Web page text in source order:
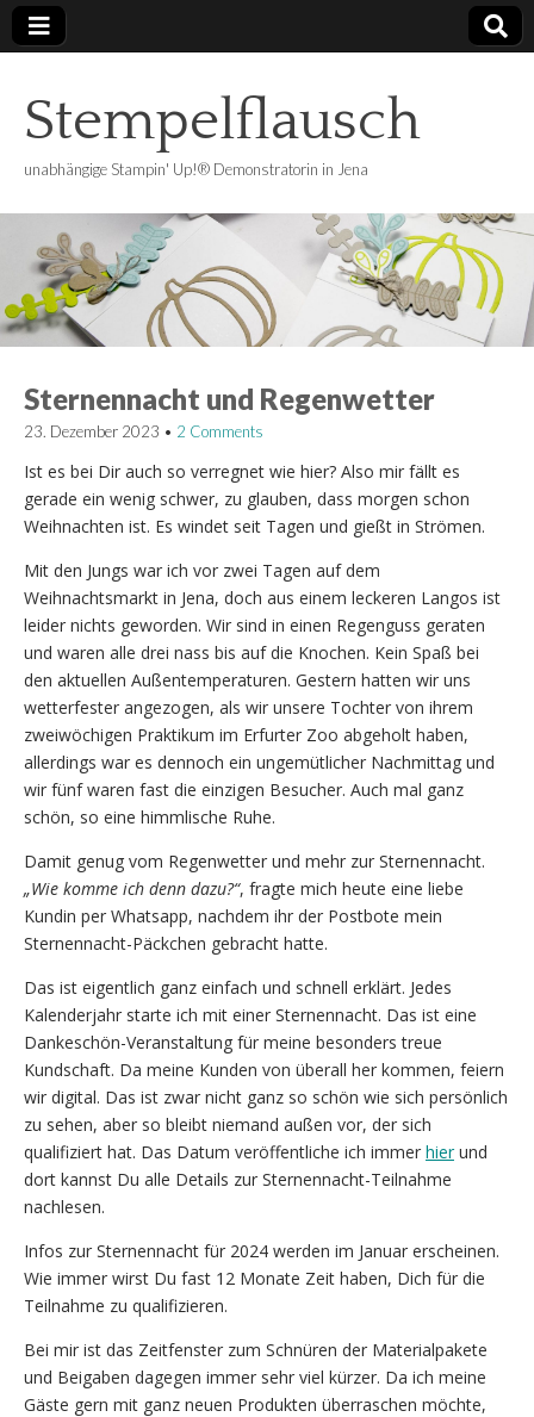
Stempelflausch
unabhängige Stampin' Up!® Demonstratorin in Jena
Sternennacht und Regenwetter
23. Dezember 2023 • 2 Comments
Ist es bei Dir auch so verregnet wie hier? Also mir fällt es
gerade ein wenig schwer, zu glauben, dass morgen schon
Weihnachten ist. Es windet seit Tagen und gießt in Strömen.
Mit den Jungs war ich vor zwei Tagen auf dem
Weihnachtsmarkt in Jena, doch aus einem leckeren Langos ist
leider nichts geworden. Wir sind in einen Regenguss geraten
und waren alle drei nass bis auf die Knochen. Kein Spaß bei
den aktuellen Außentemperaturen. Gestern hatten wir uns
wetterfester angezogen, als wir unsere Tochter von ihrem
zweiwöchigen Praktikum im Erfurter Zoo abgeholt haben,
allerdings war es dennoch ein ungemütlicher Nachmittag und
wir fünf waren fast die einzigen Besucher. Auch mal ganz
schön, so eine himmlische Ruhe.
Damit genug vom Regenwetter und mehr zur Sternennacht.
„Wie komme ich denn dazu?“, fragte mich heute eine liebe
Kundin per Whatsapp, nachdem ihr der Postbote mein
Sternennacht-Päckchen gebracht hatte.
Das ist eigentlich ganz einfach und schnell erklärt. Jedes
Kalenderjahr starte ich mit einer Sternennacht. Das ist eine
Dankeschön-Veranstaltung für meine besonders treue
Kundschaft. Da meine Kunden von überall her kommen, feiern
wir digital. Das ist zwar nicht ganz so schön wie sich persönlich
zu sehen, aber so bleibt niemand außen vor, der sich
qualifiziert hat. Das Datum veröffentliche ich immer hierund
dort kannst Du alle Details zur Sternennacht-Teilnahme
nachlesen.
Infos zur Sternennacht für 2024 werden im Januar erscheinen.
Wie immer wirst Du fast 12 Monate Zeit haben, Dich für die
Teilnahme zu qualifizieren.
Bei mir ist das Zeitfenster zum Schnüren der Materialpakete
und Beigaben dagegen immer sehr viel kürzer. Da ich meine
Gäste gern mit ganz neuen Produkten überraschen möchte,